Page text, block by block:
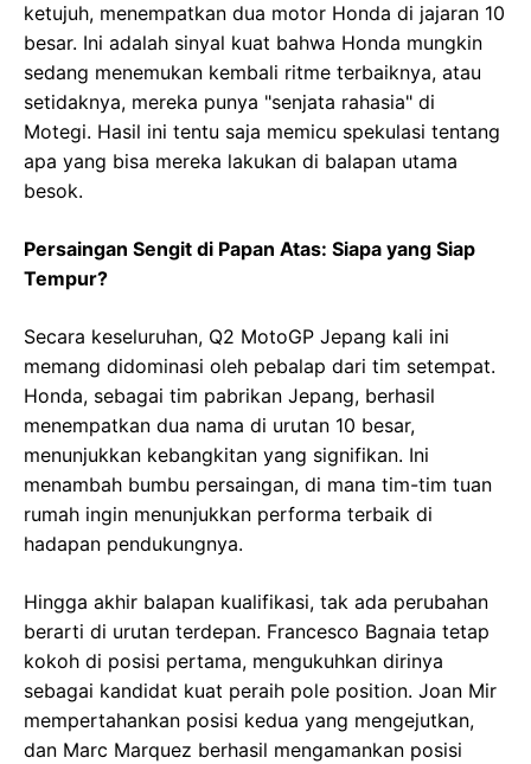
ketujuh, menempatkan dua motor Honda di jajaran 10
besar. Ini adalah sinyal kuat bahwa Honda mungkin
sedang menemukan kembali ritme terbaiknya, atau
setidaknya, mereka punya "senjata rahasia" di
Motegi. Hasil ini tentu saja memicu spekulasi tentang
apa yang bisa mereka lakukan di balapan utama
besok.
Persaingan Sengit di Papan Atas: Siapa yang Siap
Tempur?
Secara keseluruhan, Q2 MotoGP Jepang kali ini
memang didominasi oleh pebalap dari tim setempat.
Honda, sebagai tim pabrikan Jepang, berhasil
menempatkan dua nama di urutan 10 besar,
menunjukkan kebangkitan yang signifikan. Ini
menambah bumbu persaingan, di mana tim-tim tuan
rumah ingin menunjukkan performa terbaik di
hadapan pendukungnya.
Hingga akhir balapan kualifikasi, tak ada perubahan
berarti di urutan terdepan. Francesco Bagnaia tetap
kokoh di posisi pertama, mengukuhkan dirinya
sebagai kandidat kuat peraih pole position. Joan Mir
mempertahankan posisi kedua yang mengejutkan,
dan Marc Marquez berhasil mengamankan posisi